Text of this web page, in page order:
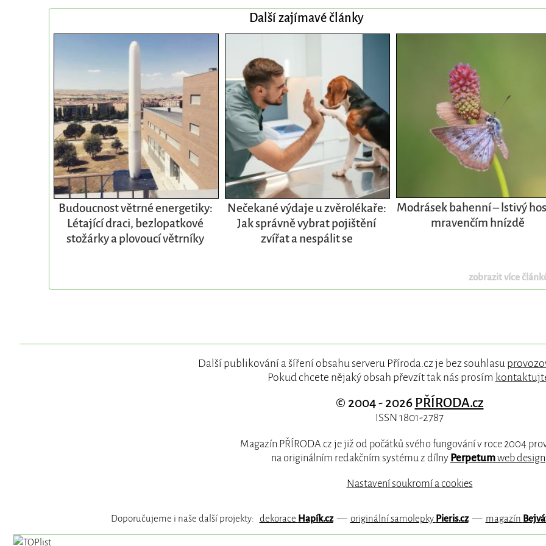
Další zajímavé články
Budoucnost větrné energetiky:
Létající draci, bezlopatkové
stožárky a plovoucí větrníky
Nečekané výdaje u zvěrolékaře:
Jak správně vybrat pojištění
zvířat a nespálit se
Modrásek bahenní – lstivý
mravenčím hnízdě
zobrazit více
Další publikování a šíření obsahu serveru Příroda.cz je bez souhlasu
Pokud chcete nějaký obsah převzít tak nás prosím
© 2004 - 2026 PŘÍRODA.cz
ISSN 1801-2787
Magazín PŘÍRODA.cz je již od počátků svého fungování v roce 2004
na originálním redakčním systému z dílny Perpetumweb design
Nastavení soukromí a cookies
Doporučujeme i naše další projekty: dekorace Hapík.cz— originální samolepky Pieris.cz— magazín